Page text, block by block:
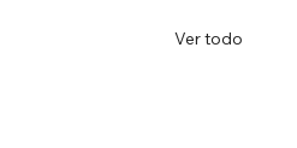
Ver todo